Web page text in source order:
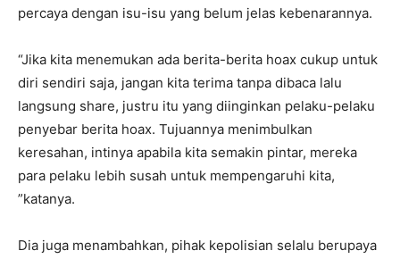
percaya dengan isu-isu yang belum jelas kebenarannya.
“Jika kita menemukan ada berita-berita hoax cukup untuk
diri sendiri saja, jangan kita terima tanpa dibaca lalu
langsung share, justru itu yang diinginkan pelaku-pelaku
penyebar berita hoax. Tujuannya menimbulkan
keresahan, intinya apabila kita semakin pintar, mereka
para pelaku lebih susah untuk mempengaruhi kita,
”katanya.
Dia juga menambahkan, pihak kepolisian selalu berupaya